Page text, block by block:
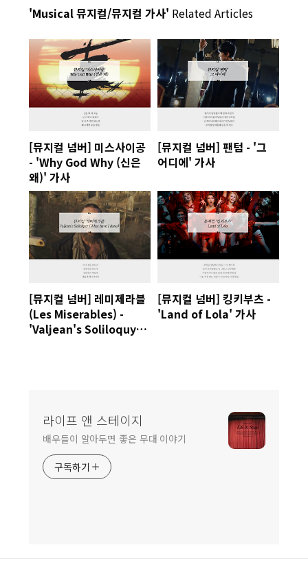
'Musical 뮤지컬/뮤지컬 가사' Related Articles
[뮤지컬 넘버] 미스사이공
- 'Why God Why (신은
왜)' 가사
[뮤지컬 넘버] 팬텀 - '그
어디에' 가사
[뮤지컬 넘버] 레미제라블
(Les Miserables) -
'Valjean's Soliloquy
[뮤지컬 넘버] 킹키부츠 -
'Land of Lola' 가사
라이프 앤 스테이지
배우들이 알아두면 좋은 무대 이야기
구독하기